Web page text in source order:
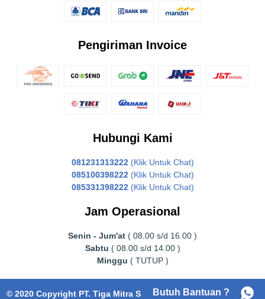
Pengiriman Invoice
Hubungi Kami
081231313222 (Klik Untuk Chat)
085100398222 (Klik Untuk Chat)
085331398222 (Klik Untuk Chat)
Jam Operasional
Senin - Jum'at ( 08.00 s/d 16.00 )
Sabtu ( 08.00 s/d 14.00 )
Minggu ( TUTUP )
© 2020 Copyright PT. Tiga Mitra SurabayaButuh Bantuan ?